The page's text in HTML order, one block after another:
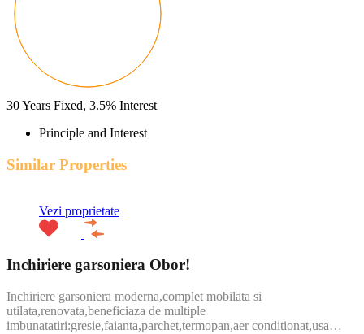
30Years Fixed, 3.5% Interest
Principle and Interest
Similar Properties
Vezi proprietate
Inchiriere garsoniera Obor!
Inchiriere garsoniera moderna,complet mobilata si
utilata,renovata,beneficiaza de multiple
imbunatatiri:gresie,faianta,parchet,termopan,aer conditionat,usa…